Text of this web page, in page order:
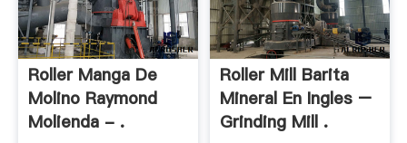
Roller Manga De
Molino Raymond
Molienda - .
Roller Mill Barita
Mineral En Ingles –
Grinding Mill .